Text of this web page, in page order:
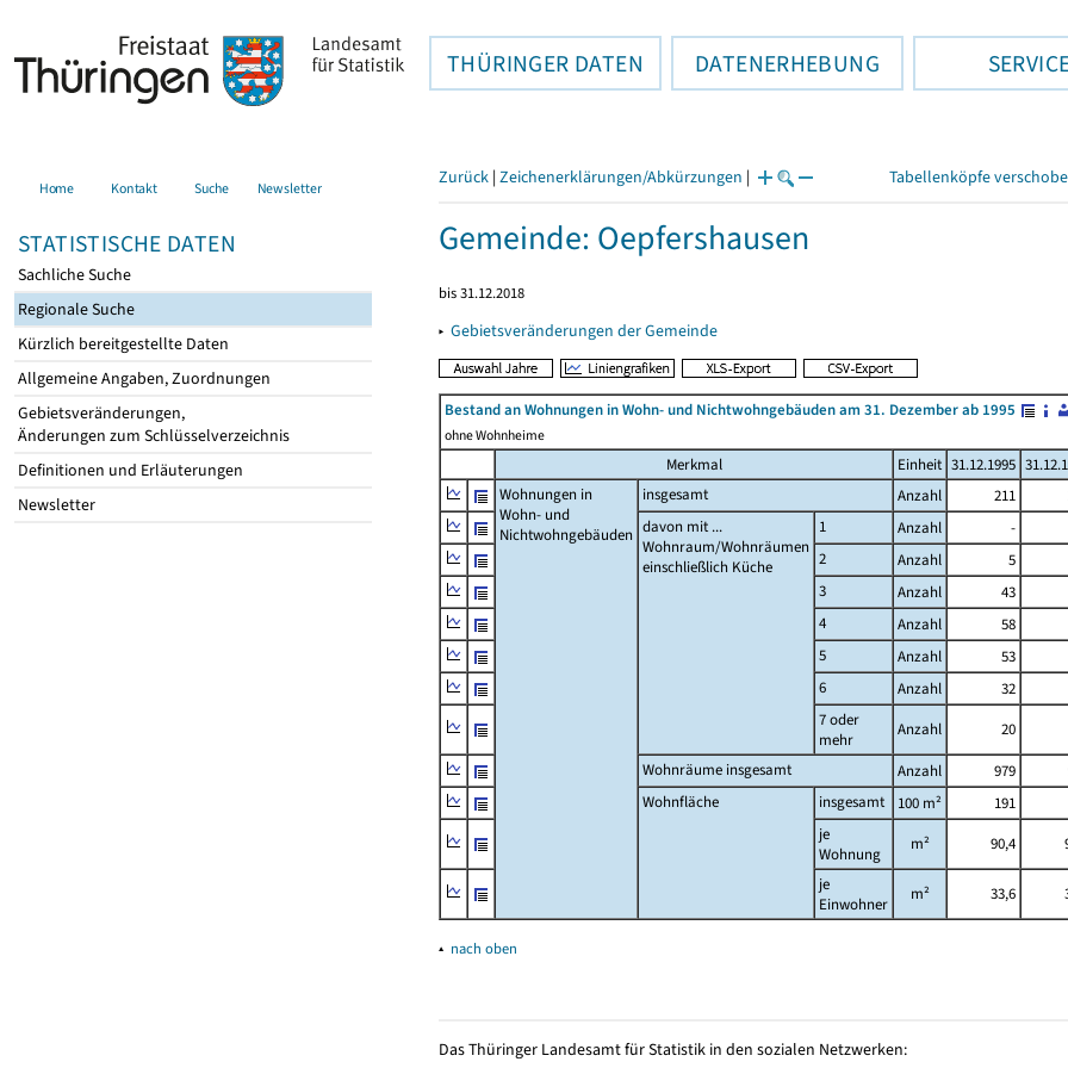
THÜRINGER DATEN DATENERHEBUNG
Home Kontakt Suche Newsletter
STATISTISCHE DATEN
Sachliche Suche
Regionale Suche
Kürzlich bereitgestellte Daten
Allgemeine Angaben, Zuordnungen
Gebietsveränderungen,
Änderungen zum Schlüsselverzeichnis
Definitionen und Erläuterungen
Newsletter
Zurück | Zeichenerklärungen/Abkürzungen | Tabellenköpfe
Gemeinde: Oepfershausen
bis 31.12.2018
▸ Gebietsveränderungen der Gemeinde
Bestand an Wohnungen in Wohn- und Nichtwohngebäuden am 31. Dezember ab 1995
ohne Wohnheime
Merkmal Einheit 31.12.1995
Wohnungen in
Wohn- und
Nichtwohngebäuden
insgesamt Anzahl 211
davon mit ...
Wohnraum/Wohnräumen
einschließlich Küche
1 Anzahl -
2
Anzahl 5
3
Anzahl 43
4
Anzahl 58
5
Anzahl 53
6
Anzahl 32
7 oder
mehr
Anzahl 20
Wohnräume insgesamt
Anzahl 979
Wohnfläche
insgesamt 100 m² 191
je
Wohnung
m² 90,4
je
Einwohner
m² 33,6
▴ nach oben
Das Thüringer Landesamt für Statistik in den sozialen Netzwerken: